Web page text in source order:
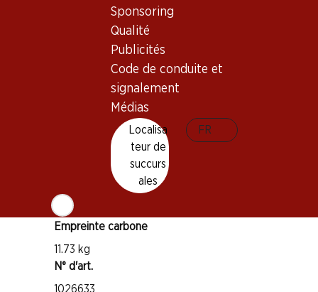
Sponsoring
Qualité
Publicités
Code de conduite et
signalement
Médias
Localisa
teur de
succurs
ales
FR
Température de dégustation
16–18 °C
Empreinte carbone
11.73 kg
N° d'art.
1026633